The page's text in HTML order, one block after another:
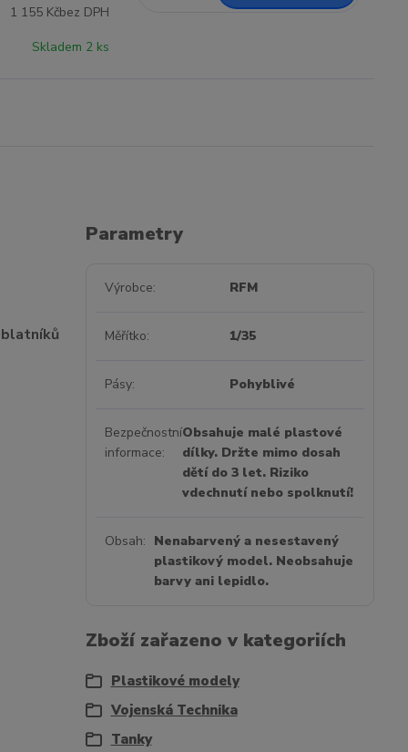
1 155 Kčbez DPH
Skladem 2 ks
Parametry
Výrobce RFM
Měřítko 1/35
Pásy Pohyblivé
Bezpečnostní
informace
Obsahuje malé plastové
dílky. Držte mimo dosah
dětí do 3 let. Riziko
vdechnutí nebo spolknutí!
Obsah
Nenabarvený a nesestavený
plastikový model. Neobsahuje
barvy ani lepidlo.
Zboží zařazeno v kategoriích
Plastikové modely
Vojenská Technika
Tanky